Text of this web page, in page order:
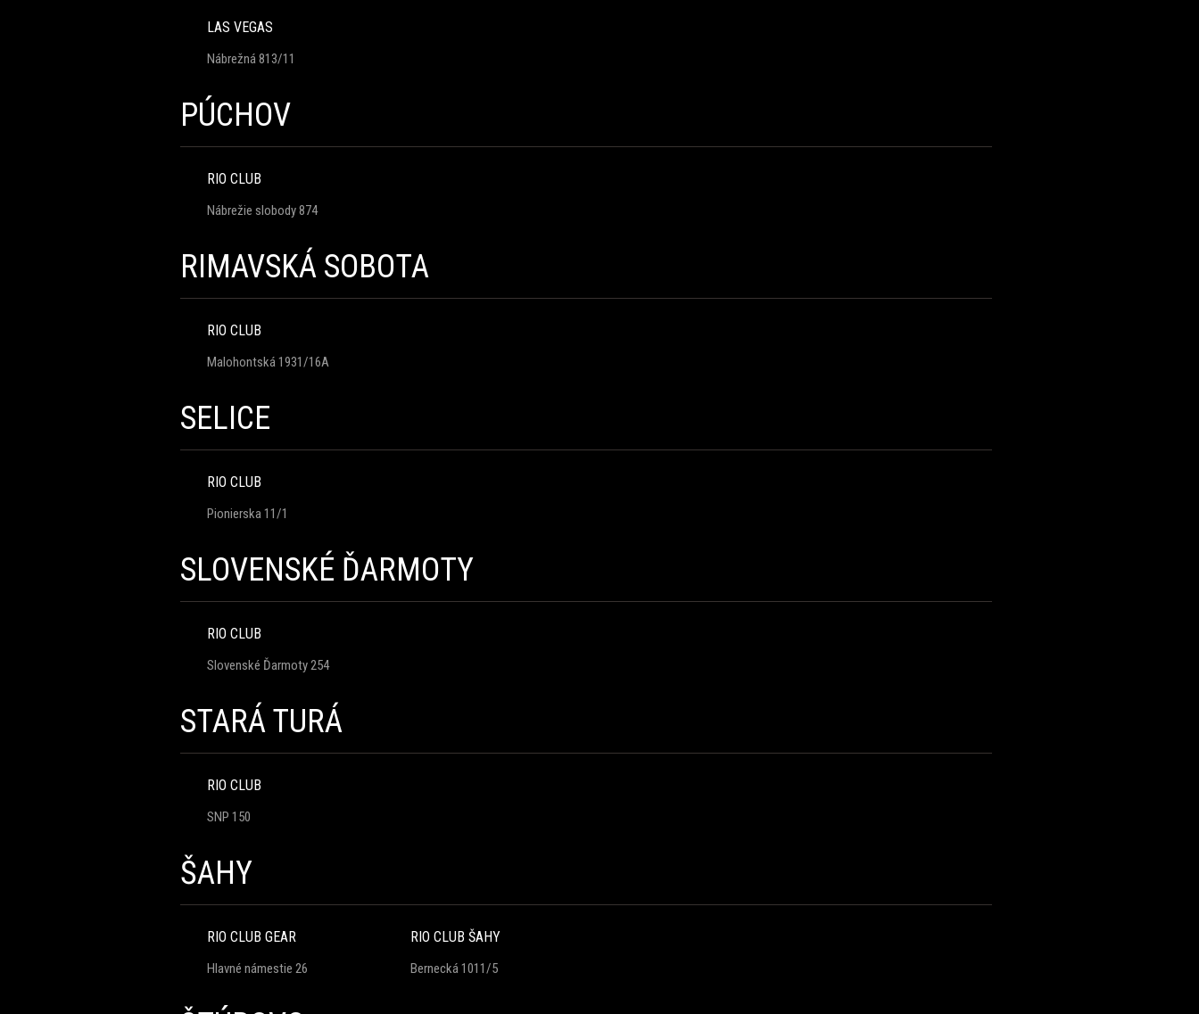
LAS VEGAS
Nábrežná 813/11
PÚCHOV
RIO CLUB
Nábrežie slobody 874
RIMAVSKÁ SOBOTA
RIO CLUB
Malohontská 1931/16A
SELICE
RIO CLUB
Pionierska 11/1
SLOVENSKÉ ĎARMOTY
RIO CLUB
Slovenské Ďarmoty 254
STARÁ TURÁ
RIO CLUB
SNP 150
ŠAHY
RIO CLUB GEAR
Hlavné námestie 26
RIO CLUB ŠAHY
Bernecká 1011/5